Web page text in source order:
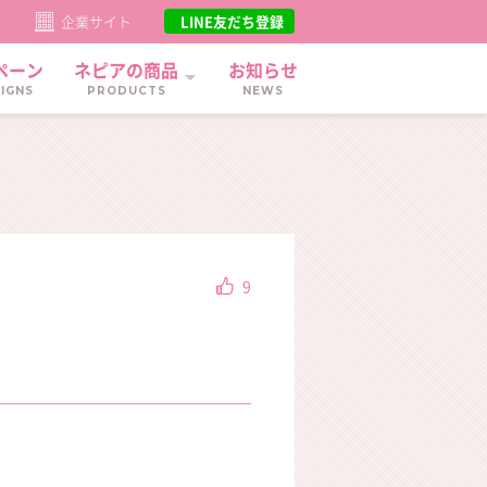
ーン ネピアの商品
PRODUCTS
お知らせ
NEWS
企業サイト LINE友だち登録
9